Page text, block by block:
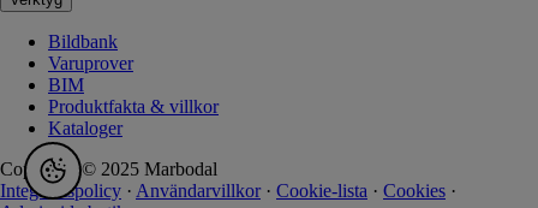
Bildbank
Varuprover
BIM
Produktfakta & villkor
Kataloger
Copyright © 2025 Marbodal
Integritetspolicy · Användarvillkor · Cookie-lista · Cookies ·